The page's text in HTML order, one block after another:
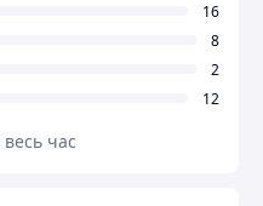
16
8
2
12
час